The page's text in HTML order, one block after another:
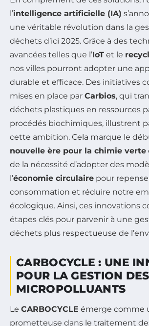
l’intelligence artificielle (IA)
une véritable révolution dans la
déchets d’ici 2025. Grâce à des
avancées telles que l’IoT et le
nos villes pourront adopter une
durable et efficace. Des initiatives
mises en place par Carbios, qui
déchets plastiques en ressources
procédés biochimiques, illustrent
cette ambition. Cela marque le
nouvelle ère pour la chimie verte
de la nécessité d’adopter des
l’économie circulaire pour
consommation et réduire notre
écologique. Ainsi, ces innovations
étapes clés pour parvenir à une
déchets plus respectueuse de
CARBOCYCLE : UNE
POUR LA GESTION DES
MICROPOLLUANTS
Le CARBOCYCLE émerge comme
prometteuse dans le traitement